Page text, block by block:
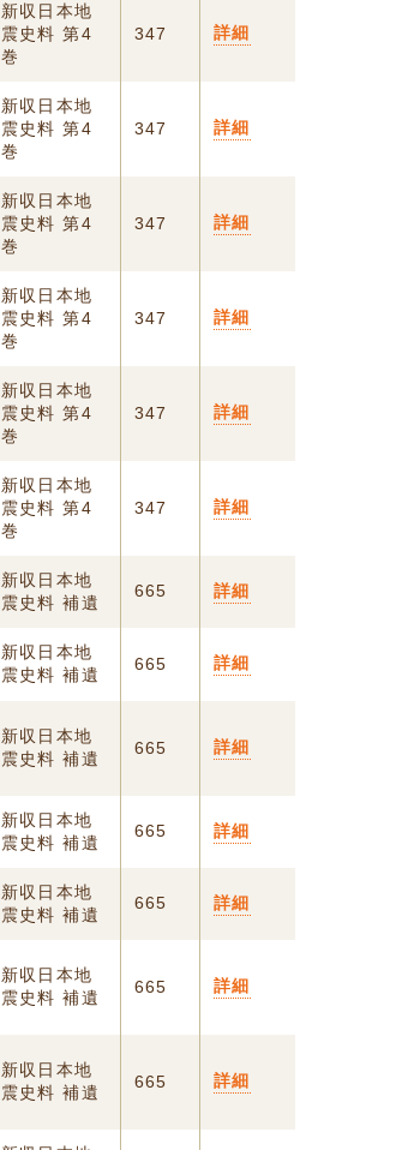
新収日本地
震史料 第4
巻
347 詳細
新収日本地
震史料 第4
巻
347 詳細
新収日本地
震史料 第4
巻
347 詳細
新収日本地
震史料 第4
巻
347 詳細
新収日本地
震史料 第4
巻
347 詳細
新収日本地
震史料 第4
巻
347 詳細
新収日本地
震史料 補遺
665 詳細
新収日本地
震史料 補遺
665 詳細
新収日本地
震史料 補遺
665 詳細
新収日本地
震史料 補遺
665 詳細
新収日本地
震史料 補遺
665 詳細
新収日本地
震史料 補遺
665 詳細
新収日本地
震史料 補遺
665 詳細